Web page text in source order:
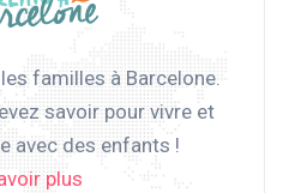
familles à Barcelone.
savoir pour vivre et
avec des enfants !
plus